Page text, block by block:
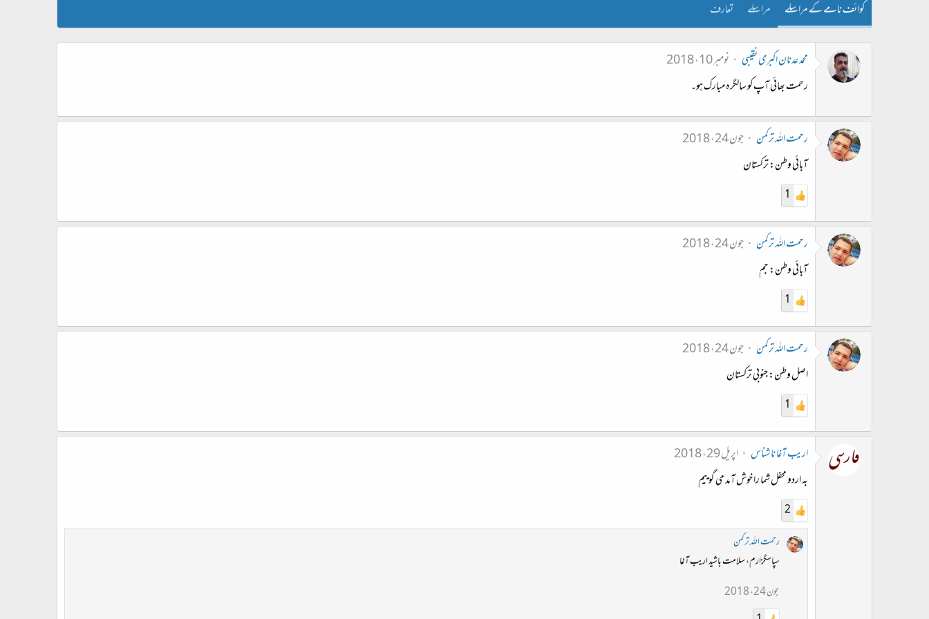
کوائف نامے کے مراسلے مراسلے تعارف
محمد عدنان اکبری نقیبی
نومبر 10، 2018
رحمت بھائی آپ کو سالگرہ مبارک ہو۔
رحمت الله ترکمن
جون 24، 2018
آبائی وطن: ترکستان
1
رحمت الله ترکمن
جون 24، 2018
آبائی وطن: جم
1
رحمت الله ترکمن
جون 24، 2018
اصل وطن: جنوبی ترکستان
1
اریب آغا ناشناس
اپریل 29، 2018
به اردو محفل شما را خوش آمد می گوییم
2
رحمت الله ترکمن
سپاسگزارم، سلامت باشید اریب آغا
جون 24، 2018